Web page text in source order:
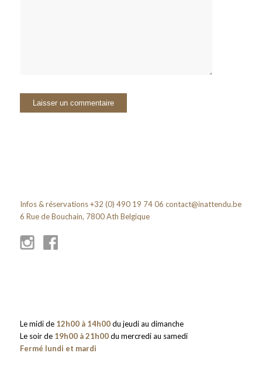
Infos & réservations +32 (0) 490 19 74 06 contact@inattendu.be
6 Rue de Bouchain, 7800 Ath Belgique
Le midi de 12h00 à 14h00du jeudi au dimanche
Le soir de 19h00 à 21h00du mercredi au samedi
Fermé lundi et mardi